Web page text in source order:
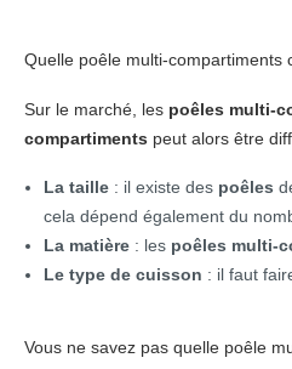
Quelle poêle multi-compartiments
Sur le marché, les poêles multi-
compartiments peut alors être
La taille : il existe des poêles
cela dépend également du
La matière : les poêles multi-
Le type de cuisson : il faut
Vous ne savez pas quelle poêle